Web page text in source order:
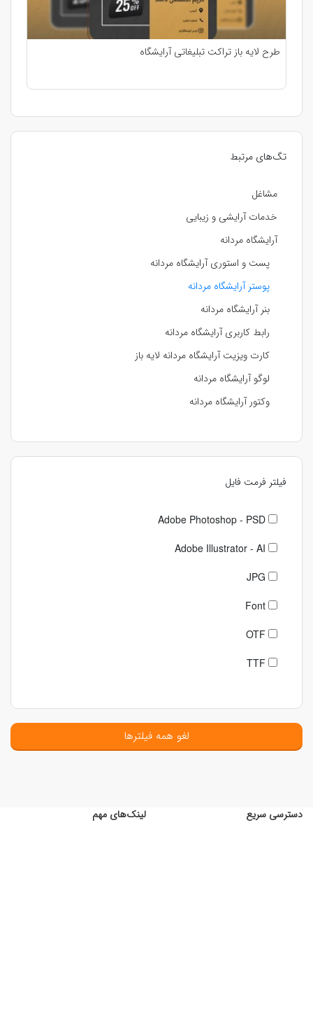
تگ‌های مرتبط
مشاغل
خدمات آرایشی و زیبایی
آرایشگاه مردانه
پست و استوری آرایشگاه مردانه
پوستر آرایشگاه مردانه
بنر آرایشگاه مردانه
رابط کاربری آرایشگاه مردانه
کارت ویزیت آرایشگاه مردانه لایه باز
لوگو آرایشگاه مردانه
وکتور آرایشگاه مردانه
فیلتر فرمت فایل
Adobe Photoshop - PSD
Adobe Illustrator - AI
JPG
Font
OTF
TTF
لغو همه فیلترها
طرح لایه باز تراکت تبلیغاتی آرایشگاه
دسترسی سریع لینک‌های مهم